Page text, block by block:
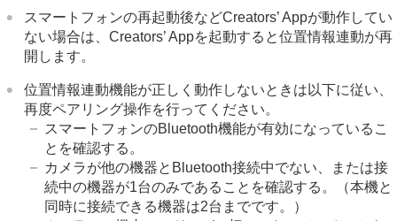
スマートフォンの再起動後などCreators’ Appが動作してい
ない場合は、Creators’ Appを起動すると位置情報連動が再
開します。
位置情報連動機能が正しく動作しないときは以下に従い、
再度ペアリング操作を行ってください。
スマートフォンのBluetooth機能が有効になっているこ
とを確認する。
カメラが他の機器とBluetooth接続中でない、または接
続中の機器が1台のみであることを確認する。（本機と
同時に接続できる機器は2台までです。）